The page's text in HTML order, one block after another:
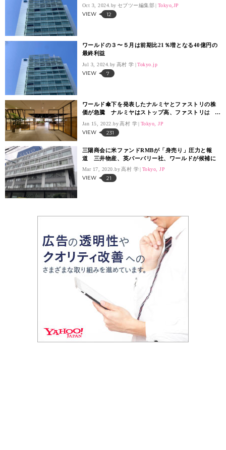
Oct 3, 2024. セブツー編集部 Tokyo,JP
VIEW 12
ワールドの３〜５月は前期比21％増となる40億円の
最終利益
Jul 3, 2024. 高村 学 Tokyo.jp
VIEW 7
ワールド傘下を発表したナルミヤとファストリの株
価が急騰 ナルミヤはストップ高、ファストリは
8.07％の上昇
Jan 15, 2022. 高村 学 Tokyo, JP
VIEW 231
三陽商会に米ファンドRMBが「身売り」圧力と報
道 三井物産、英バーバリー社、ワールドが候補に
Mar 17, 2020. 高村 学 Tokyo, JP
VIEW 21